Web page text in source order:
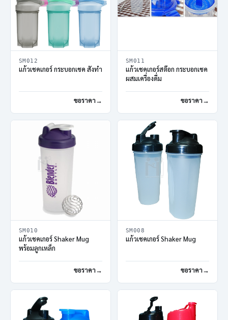
SM012
แก้วเชคเกอร์ กระบอกเชค สั่งทำ
ขอราคา
SM011
แก้วเชคเกอร์สต๊อก กระบอกเชค
ผสมเครื่องดื่ม
ขอราคา
SM010
แก้วเชคเกอร์ Shaker Mug
พร้อมลูกเหล็ก
ขอราคา
SM008
แก้วเชคเกอร์ Shaker Mug
ขอราคา